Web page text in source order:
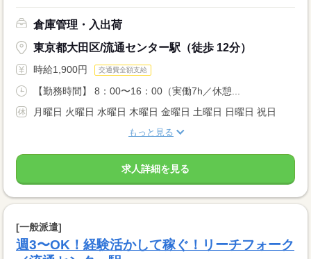
倉庫管理・入出荷
東京都大田区/流通センター駅（徒歩 12分）
時給1,900円 交通費全額支給
【勤務時間】 8：00〜16：00（実働7h／休憩...
月曜日 火曜日 水曜日 木曜日 金曜日 土曜日 日曜日 祝日
もっと見る
求人詳細を見る
[一般派遣]
週3〜OK！経験活かして稼ぐ！リーチフォーク